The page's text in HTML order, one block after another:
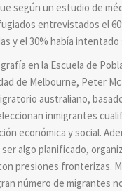
según un estudio de
entrevistados el
y el 30% había intentado
en la Escuela de
de Melbourne, Peter
australiano,
inmigrantes
económica y social.
algo planificado,
presiones fronterizas.
número de migrantes